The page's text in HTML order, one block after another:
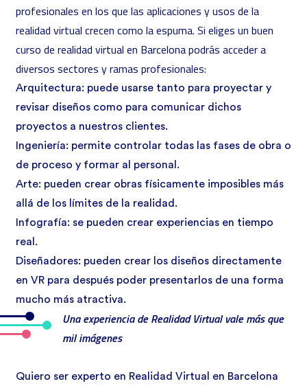
profesionales en los que las aplicaciones y usos de la
realidad virtual crecen como la espuma. Si eliges un buen
curso de realidad virtual en Barcelona podrás acceder a
diversos sectores y ramas profesionales:
Arquitectura: puede usarse tanto para proyectar y
revisar diseños como para comunicar dichos
proyectos a nuestros clientes.
Ingeniería: permite controlar todas las fases de obra o
de proceso y formar al personal.
Arte: pueden crear obras físicamente imposibles más
allá de los límites de la realidad.
Infografía: se pueden crear experiencias en tiempo
real.
Diseñadores: pueden crear los diseños directamente
en VR para después poder presentarlos de una forma
mucho más atractiva.
Una experiencia de Realidad Virtual vale más que
mil imágenes
Quiero ser experto en Realidad Virtual en Barcelona